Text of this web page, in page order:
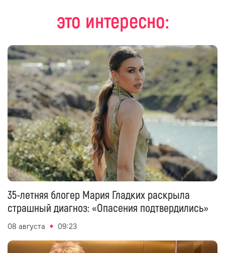
это интересно:
35-летняя блогер Мария Гладких раскрыла
страшный диагноз: «Опасения подтвердились»
08 августа 09:23